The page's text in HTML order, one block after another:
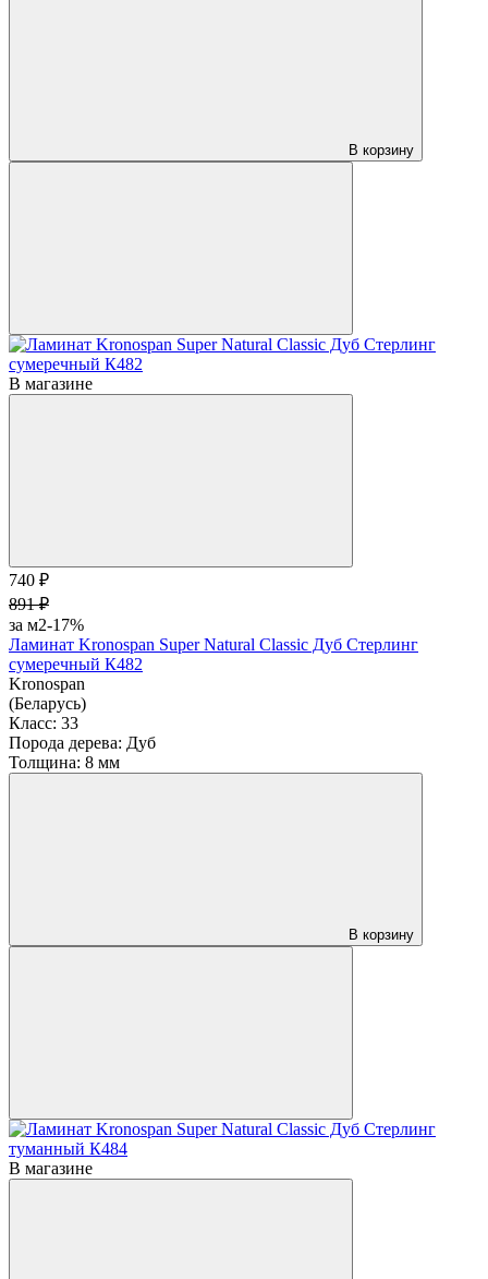
В корзину
В магазине
740 ₽
891 ₽
за м2-17%
Ламинат Kronospan Super Natural Classic Дуб Стерлинг
сумеречный К482
Kronospan
(Беларусь)
Класс: 33
Порода дерева: Дуб
Толщина: 8 мм
В корзину
В магазине